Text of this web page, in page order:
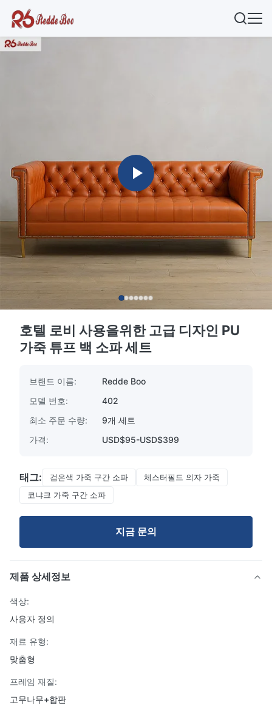
호텔 로비 사용을위한 고급 디자인 PU
가죽 튜프 백 소파 세트
브랜드 이름:
Redde Boo
모델 번호:
402
최소 주문 수량:
9개 세트
가격:
USD$95-USD$399
태그: 검은색 가죽 구간 소파
체스터필드 의자 가죽
코냐크 가죽 구간 소파
지금 문의
제품 상세정보
색상:
사용자 정의
재료 유형:
맞춤형
프레임 재질:
고무나무+합판